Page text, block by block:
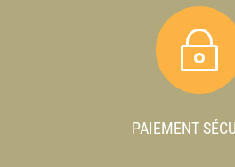
~
PAIEMENT